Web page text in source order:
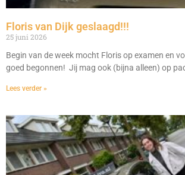
Floris van Dijk geslaagd!!!
25 juni 2026
Begin van de week mocht Floris op examen en
goed begonnen! Jij mag ook (bijna alleen) op
Lees verder »